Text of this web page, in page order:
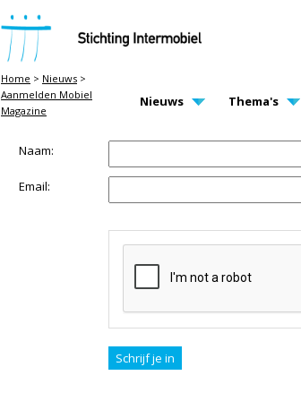
STICHTING INTERMOBIEL
MAIN PAGE NAVIGATION
Nieuws Thema's
Home > Nieuws >
Aanmelden Mobiel
Magazine
Naam:
Email: